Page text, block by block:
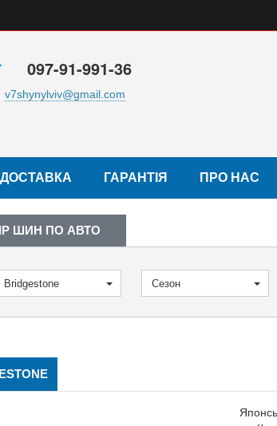
097-91-991-36
ДОСТАВКА ГАРАНТІЯ ПРО НАС
ШИН ПО АВТО
Bridgestone Сезон